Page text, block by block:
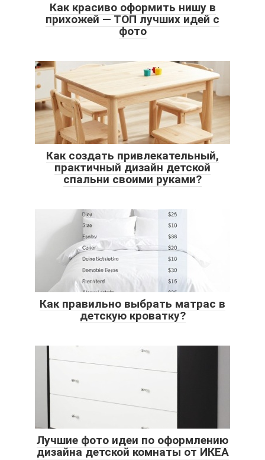
Как красиво оформить нишу в
прихожей — ТОП лучших идей с
фото
Как создать привлекательный,
практичный дизайн детской
спальни своими руками?
Как правильно выбрать матрас в
детскую кроватку?
Лучшие фото идеи по оформлению
дизайна детской комнаты от ИКЕА